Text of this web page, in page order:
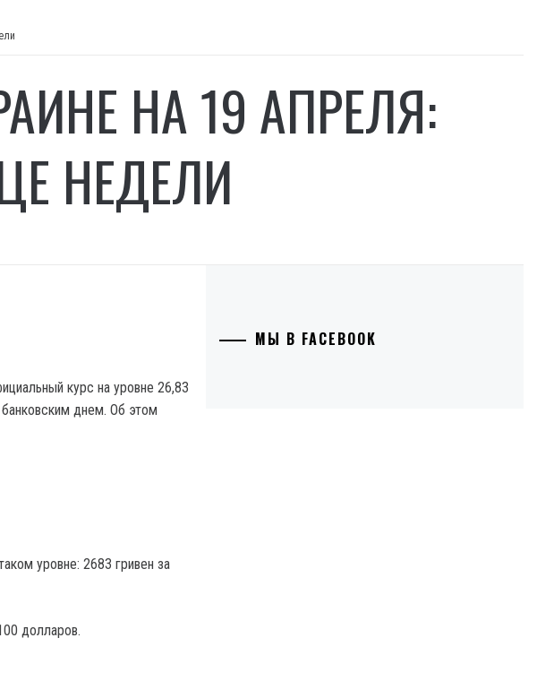
НА 19 АПРЕЛЯ:
НЕДЕЛИ
курс на уровне 26,83
днем. Об этом
уровне: 2683 гривен за
долларов.
МЫ В FACEBOOK